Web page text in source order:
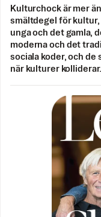
Kulturchock är mer
smältdegel för
unga och det gamla,
moderna och det
sociala koder, och de
när kulturer kolliderar.